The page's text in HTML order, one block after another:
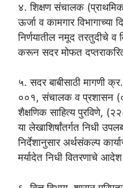
४. शिक्षण संचालक
ऊर्जा व कामगार
निर्णयातील नमूद तरतुदीचे व
करून सदर मोफत
५. सदर बाबीसाठी मागणी
००१, संचालक व प्रशासन
शैक्षणिक साहित्य पुरविणे,
या लेखाशिर्षांतर्गत निधी
निर्देशानुसार अर्थसंकल्प
मर्यादेत निधी वितरणाचे